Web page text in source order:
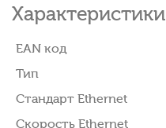
Характеристики
EAN код
Тип
Стандарт Ethernet
Скорость Ethernet